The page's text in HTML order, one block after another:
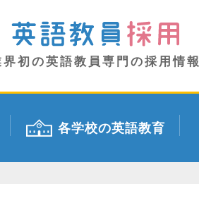
界初の英語教員専門の採用情報
各学校の英語教育